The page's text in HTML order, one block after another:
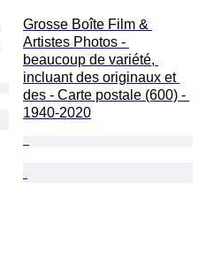
Grosse Boîte Film &
Artistes Photos -
beaucoup de variété,
incluant des originaux et
des - Carte postale (600) -
1940-2020